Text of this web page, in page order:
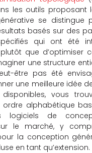
les outils proposant
se distingue
basés sur des
qui ont été
plutôt que d’optimiser
une structure
être pas été
une meilleure idée
vous
ordre alphabétique
logiciels de
le marché, y
la conception
en tant qu’extension.